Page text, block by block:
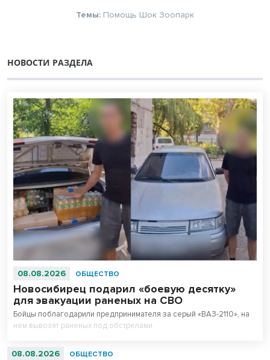
Темы: Помощь Шок Зоопарк
НОВОСТИ РАЗДЕЛА
08.08.2026 ОБЩЕСТВО
Новосибирец подарил «боевую десятку»
для эвакуации раненых на СВО
Бойцы поблагодарили предпринимателя за серый «ВАЗ-2110», на
нем вывозят раненых под обстрелами.
08.08.2026 ОБЩЕСТВО